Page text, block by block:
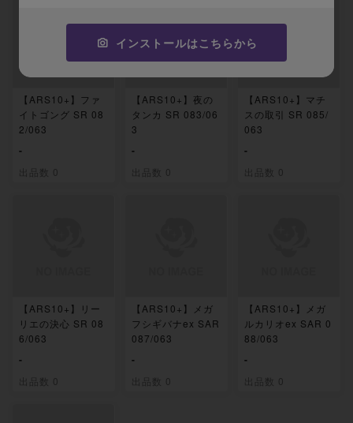
【ARS10+】ファ
イトゴング SR 08
2/063
-
出品数 0
【ARS10+】夜の
タンカ SR 083/06
3
-
出品数 0
【ARS10+】マチ
スの取引 SR 085/
063
-
出品数 0
【ARS10+】リー
リエの決心 SR 08
6/063
-
出品数 0
【ARS10+】メガ
フシギバナex SAR
087/063
-
出品数 0
【ARS10+】メガ
ルカリオex SAR 0
88/063
-
出品数 0
インストールはこちらから